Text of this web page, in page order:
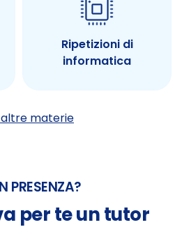
Ripetizioni di
informatica
materie
PRESENZA?
per te un tutor